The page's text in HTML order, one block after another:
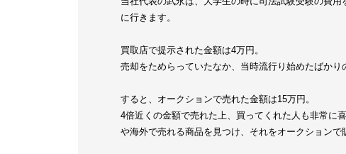
に行きます。
買取店で提示された金額は4万円。
売却をためらっていたなか、当時流行り始めたばか
すると、オークションで売れた金額は15万円。
4倍近くの金額で売れた上、買ってくれた人も非常に
や海外で売れる商品を見つけ、それをオークションで